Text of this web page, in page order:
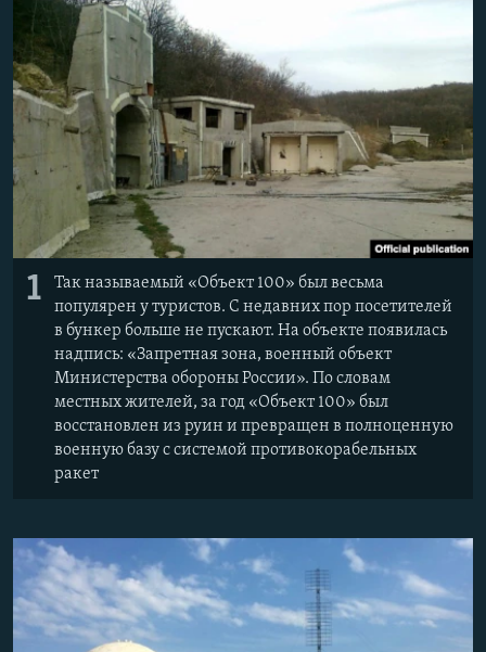
ПОБЕДИТЕЛЕЙ НЕ СУДЯТ?
КРЫМ.НЕПОКОРЕННЫЙ
ELIFBE
УКРАИНСКАЯ ПРОБЛЕМА КРЫМА
ПРИСОЕДИНЯЙТЕСЬ!
Все сайты RFE/RL
1
Так называемый «Объект 100» был весьма
популярен у туристов. С недавних пор посетителей
в бункер больше не пускают. На объекте появилась
надпись: «Запретная зона, военный объект
Министерства обороны России». По словам
местных жителей, за год «Объект 100» был
восстановлен из руин и превращен в полноценную
военную базу с системой противокорабельных
ракет